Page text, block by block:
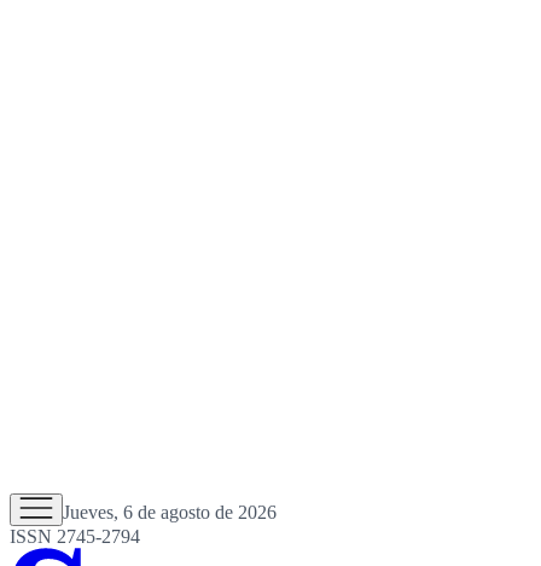
Jueves, 6 de agosto de 2026
ISSN 2745-2794